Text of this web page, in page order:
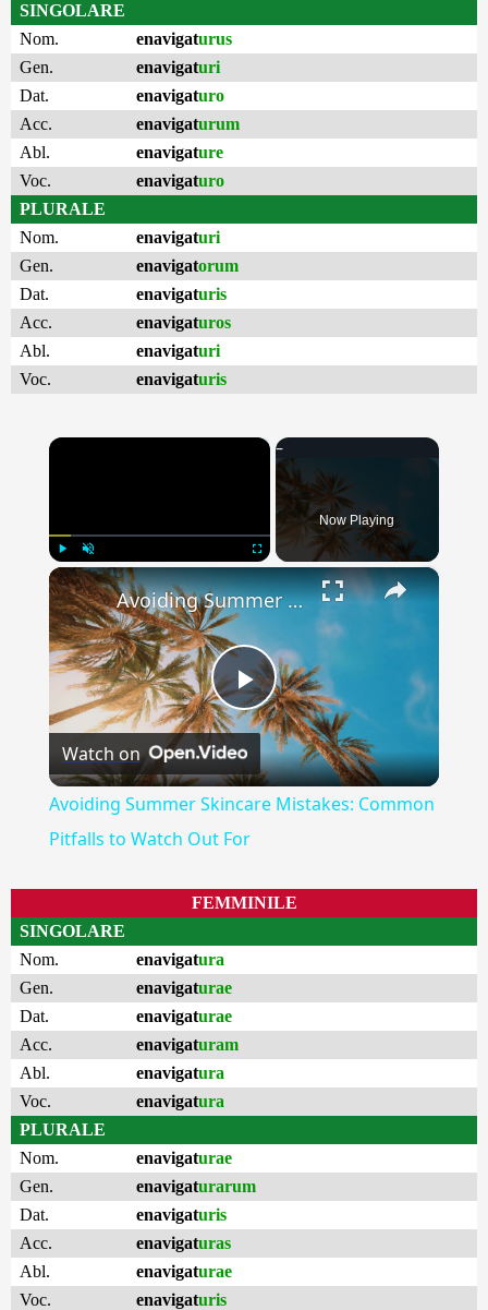
SINGOLARE
Nom.
enavigaturus
Gen.
enavigaturi
Dat.
enavigaturo
Acc.
enavigaturum
Abl.
enavigature
Voc.
enavigaturo
PLURALE
Nom.
enavigaturi
Gen.
enavigatorum
Dat.
enavigaturis
Acc.
enavigaturos
Abl.
enavigaturi
Voc.
enavigaturis
×
Play Unmute
Now Playing
×
Play
Video
Avoiding Summer Skincare Mistakes: Common Pitfalls to Watch Out For
Watch on
Avoiding Summer Skincare Mistakes: Common
Pitfalls to Watch Out For
FEMMINILE
SINGOLARE
Nom.
enavigatura
Gen.
enavigaturae
Dat.
enavigaturae
Acc.
enavigaturam
Abl.
enavigatura
Voc.
enavigatura
PLURALE
Nom.
enavigaturae
Gen.
enavigaturarum
Dat.
enavigaturis
Acc.
enavigaturas
Abl.
enavigaturae
Voc.
enavigaturis